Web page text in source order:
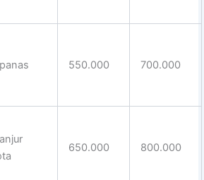
550.000 700.000
650.000 800.000